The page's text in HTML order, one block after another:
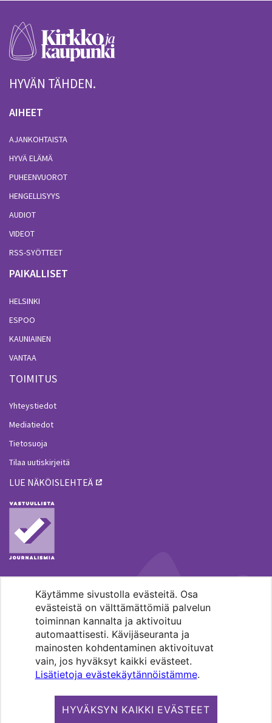
Käytämme sivustolla evästeitä. Osa
evästeistä on välttämättömiä palvelun
toiminnan kannalta ja aktivoituu
automaattisesti. Kävijäseuranta ja
mainosten kohdentaminen aktivoituvat
vain, jos hyväksyt kaikki evästeet.
Lisätietoja evästekäytännöistämme.
HYVÄKSYN KAIKKI EVÄSTEET
HYVÄN TÄHDEN.
AIHEET
AJANKOHTAISTA
HYVÄ ELÄMÄ
PUHEENVUOROT
HENGELLISYYS
AUDIOT
VIDEOT
RSS-SYÖTTEET
PAIKALLISET
HELSINKI
ESPOO
KAUNIAINEN
VANTAA
TOIMITUS
Yhteystiedot
Mediatiedot
Tietosuoja
Tilaa uutiskirjeitä
LUE NÄKÖISLEHTEÄ
MENOHAKU
Pääkaupunkiseudun evankelis-
luterilaisten seurakuntien media.